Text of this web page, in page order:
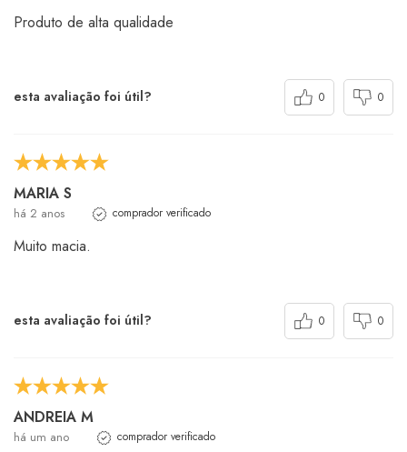
Produto de alta qualidade
esta avaliação foi útil? 0 0
MARIA S
há 2 anos comprador verificado
Muito macia.
esta avaliação foi útil? 0 0
ANDREIA M
há um ano comprador verificado